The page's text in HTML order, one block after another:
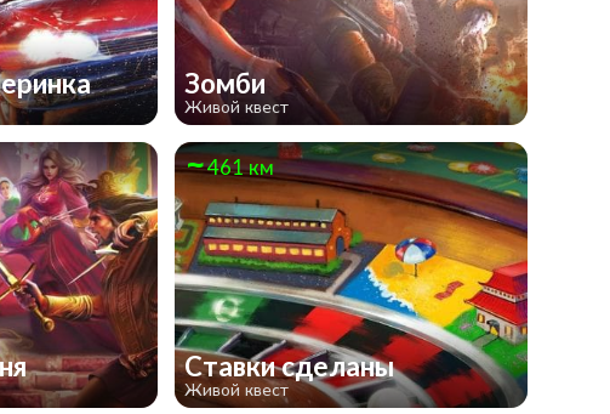
Зомби
Живой квест
461 км
Ставки сделаны
Живой квест